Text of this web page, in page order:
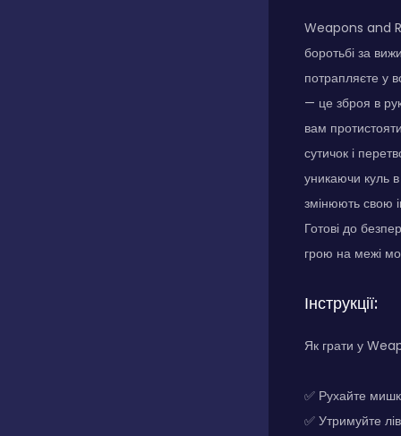
Weapons and
боротьбі за
потрапляєте у
— це зброя в
вам
сутичок і
уникаючи куль
змінюють свою
Готові до
грою на межі
Інструкції:
Як грати у
✅ Рухайте
✅ Утримуйте